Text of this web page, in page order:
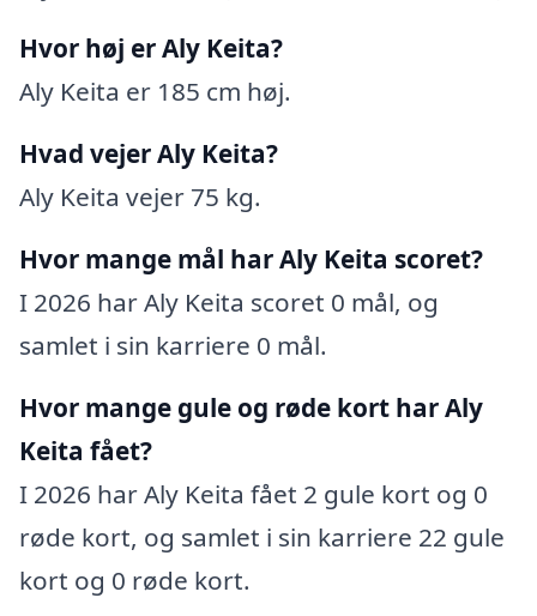
Hvor høj er Aly Keita?
Aly Keita er 185 cm høj.
Hvad vejer Aly Keita?
Aly Keita vejer 75 kg.
Hvor mange mål har Aly Keita scoret?
I 2026 har Aly Keita scoret 0 mål, og
samlet i sin karriere 0 mål.
Hvor mange gule og røde kort har Aly
Keita fået?
I 2026 har Aly Keita fået 2 gule kort og 0
røde kort, og samlet i sin karriere 22 gule
kort og 0 røde kort.